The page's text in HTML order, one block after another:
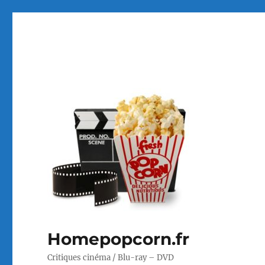
Homepopcorn.fr
Critiques cinéma / Blu-ray – DVD